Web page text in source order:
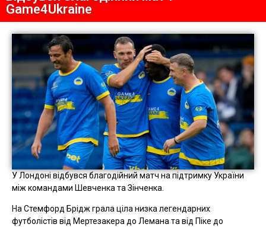
Game4Ukraine
У Лондоні відбувся благодійний матч на підтримку України
між командами Шевченка та Зінченка.
На Стемфорд Брідж грала ціла низка легендарних
футболістів від Мертезакера до Лемана та від Піке до